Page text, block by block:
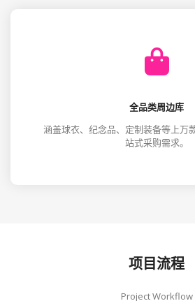
全品类周边库
涵盖球衣、纪念品、定制装备等上万
站式采购需求。
项目流程
Project Workflow